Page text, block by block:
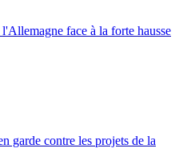
face à la forte hausse
garde contre les projets de la